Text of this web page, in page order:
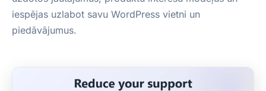
iespējas uzlabot savu WordPress vietni un
piedāvājumus.